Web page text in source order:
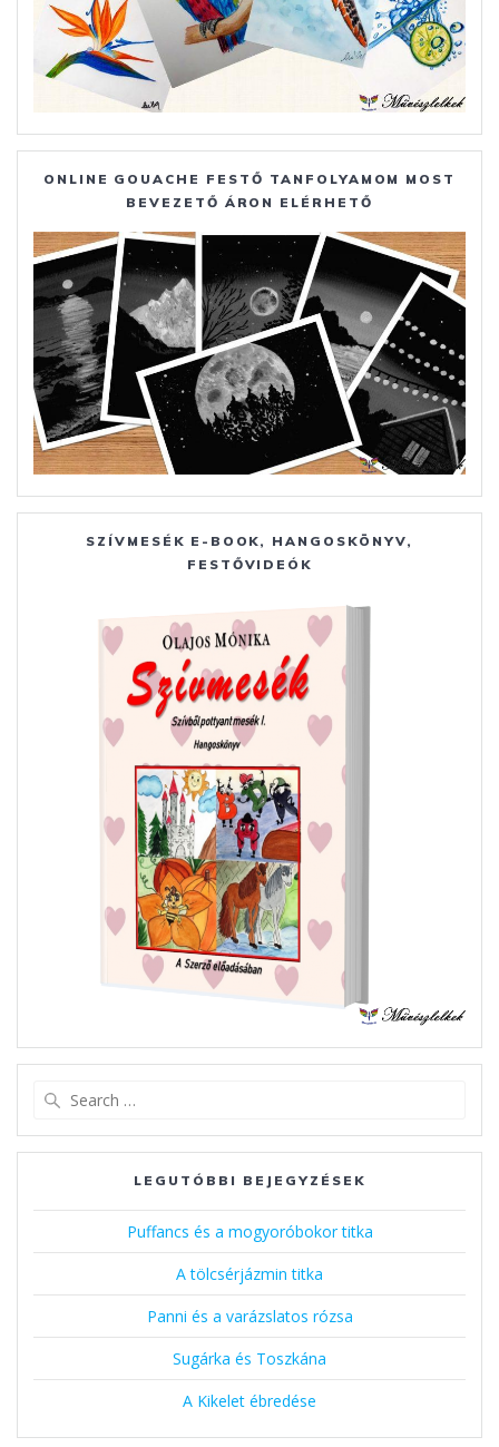
ONLINE GOUACHE FESTŐ TANFOLYAMOM MOST
BEVEZETŐ ÁRON ELÉRHETŐ
SZÍVMESÉK E-BOOK, HANGOSKÖNYV,
FESTŐVIDEÓK
LEGUTÓBBI BEJEGYZÉSEK
Puffancs és a mogyoróbokor titka
A tölcsérjázmin titka
Panni és a varázslatos rózsa
Sugárka és Toszkána
A Kikelet ébredése